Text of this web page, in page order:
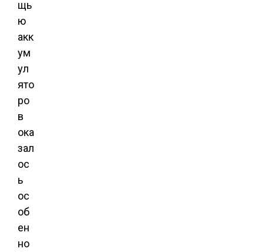
щь
ю
акк
ум
ул
ято
ро
в
ока
зал
ос
ь
ос
об
ен
но